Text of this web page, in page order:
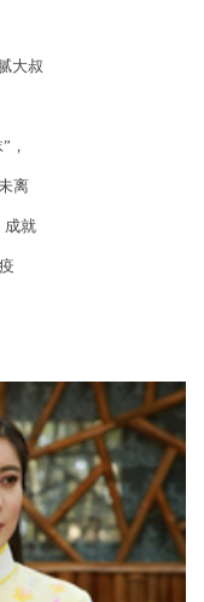
大叔
，
离
成就